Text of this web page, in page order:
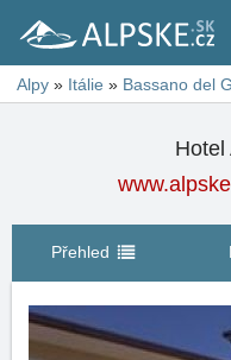
Alpy » Itálie » Bassano del
Hotel
Přehled